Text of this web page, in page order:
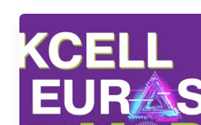
И
ВСТРЕЧИ
С
ЗАРУБЕЖНЫМИ
IT-